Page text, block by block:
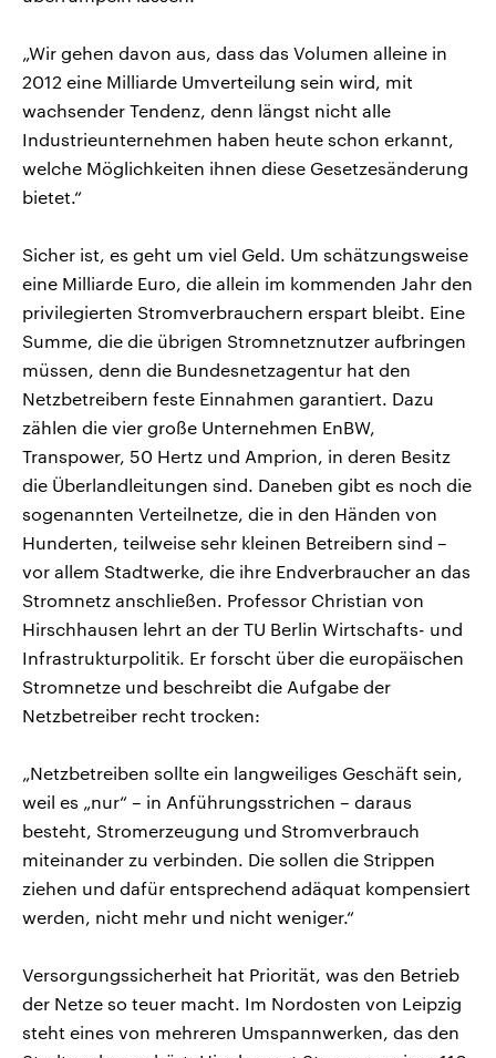
„Wir gehen davon aus, dass das Volumen alleine in
2012 eine Milliarde Umverteilung sein wird, mit
wachsender Tendenz, denn längst nicht alle
Industrieunternehmen haben heute schon erkannt,
welche Möglichkeiten ihnen diese Gesetzesänderung
bietet.“
Sicher ist, es geht um viel Geld. Um schätzungsweise
eine Milliarde Euro, die allein im kommenden Jahr den
privilegierten Stromverbrauchern erspart bleibt. Eine
Summe, die die übrigen Stromnetznutzer aufbringen
müssen, denn die Bundesnetzagentur hat den
Netzbetreibern feste Einnahmen garantiert. Dazu
zählen die vier große Unternehmen EnBW,
Transpower, 50 Hertz und Amprion, in deren Besitz
die Überlandleitungen sind. Daneben gibt es noch die
sogenannten Verteilnetze, die in den Händen von
Hunderten, teilweise sehr kleinen Betreibern sind –
vor allem Stadtwerke, die ihre Endverbraucher an das
Stromnetz anschließen. Professor Christian von
Hirschhausen lehrt an der TU Berlin Wirtschafts- und
Infrastrukturpolitik. Er forscht über die europäischen
Stromnetze und beschreibt die Aufgabe der
Netzbetreiber recht trocken:
„Netzbetreiben sollte ein langweiliges Geschäft sein,
weil es „nur“ – in Anführungsstrichen – daraus
besteht, Stromerzeugung und Stromverbrauch
miteinander zu verbinden. Die sollen die Strippen
ziehen und dafür entsprechend adäquat kompensiert
werden, nicht mehr und nicht weniger.“
Versorgungssicherheit hat Priorität, was den Betrieb
der Netze so teuer macht. Im Nordosten von Leipzig
steht eines von mehreren Umspannwerken, das den